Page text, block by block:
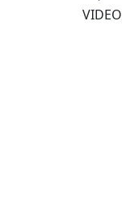
VIDEO